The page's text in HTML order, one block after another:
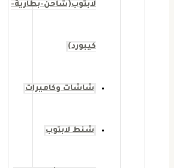
لابتوب(شاحن-بطارية-
كيبورد)
شاشات وكاميرات
شنط لابتوب